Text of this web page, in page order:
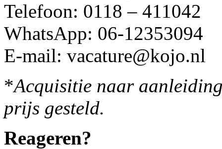
Telefoon: 0118 – 411042
WhatsApp: 06-12353094
E-mail: vacature@kojo.nl
*Acquisitie naar
prijs gesteld.
Reageren?